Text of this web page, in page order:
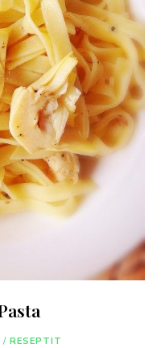
/ RESEPTIT